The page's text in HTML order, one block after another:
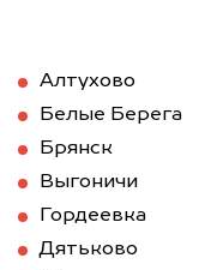
Алтухово
Белые Берега
Брянск
Выгоничи
Гордеевка
Дятьково